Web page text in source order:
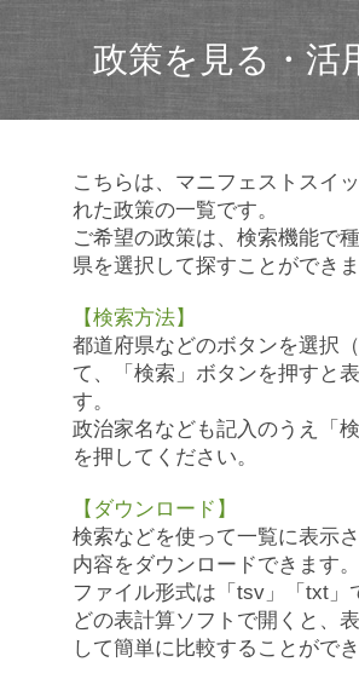
政策を見る・活
こちらは、マニフェストスイ
れた政策の一覧です。
ご希望の政策は、検索機能で
県を選択して探すことができま
【検索方法】
都道府県などのボタンを選択
て、「検索」ボタンを押すと
す。
政治家名なども記入のうえ「
を押してください。
【ダウンロード】
検索などを使って一覧に表示
内容をダウンロードできます。
ファイル形式は「tsv」「txt」
どの表計算ソフトで開くと、
して簡単に比較することができ